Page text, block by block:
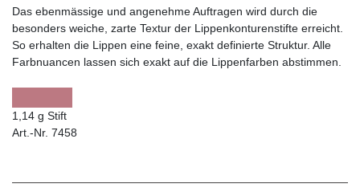
Das ebenmässige und angenehme Auftragen wird durch die
besonders weiche, zarte Textur der Lippenkonturenstifte erreicht.
So erhalten die Lippen eine feine, exakt definierte Struktur. Alle
Farbnuancen lassen sich exakt auf die Lippenfarben abstimmen.
1,14 g Stift
Art.-Nr. 7458